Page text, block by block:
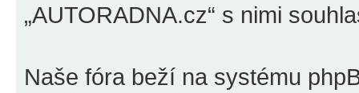
„AUTORADNA.cz“ s nimi
Naše fóra beží na systému